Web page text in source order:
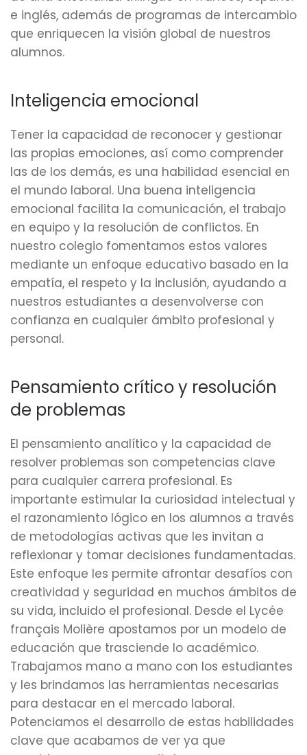
e inglés, además de programas de intercambio
que enriquecen la visión global de nuestros
alumnos.
Inteligencia emocional
Tener la capacidad de reconocer y gestionar
las propias emociones, así como comprender
las de los demás, es una habilidad esencial en
el mundo laboral. Una buena inteligencia
emocional facilita la comunicación, el trabajo
en equipo y la resolución de conflictos. En
nuestro colegio fomentamos estos valores
mediante un enfoque educativo basado en la
empatía, el respeto y la inclusión, ayudando a
nuestros estudiantes a desenvolverse con
confianza en cualquier ámbito profesional y
personal.
Pensamiento crítico y resolución
de problemas
El pensamiento analítico y la capacidad de
resolver problemas son competencias clave
para cualquier carrera profesional. Es
importante estimular la curiosidad intelectual y
el razonamiento lógico en los alumnos a través
de metodologías activas que les invitan a
reflexionar y tomar decisiones fundamentadas.
Este enfoque les permite afrontar desafíos con
creatividad y seguridad en muchos ámbitos de
su vida, incluido el profesional. Desde el Lycée
français Molière apostamos por un modelo de
educación que trasciende lo académico.
Trabajamos mano a mano con los estudiantes
y les brindamos las herramientas necesarias
para destacar en el mercado laboral.
Potenciamos el desarrollo de estas habilidades
clave que acabamos de ver ya que